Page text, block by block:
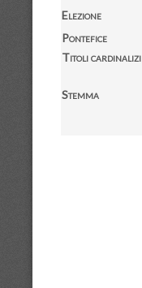
Elezione
Pontefice
Titoli cardinalizi
Stemma